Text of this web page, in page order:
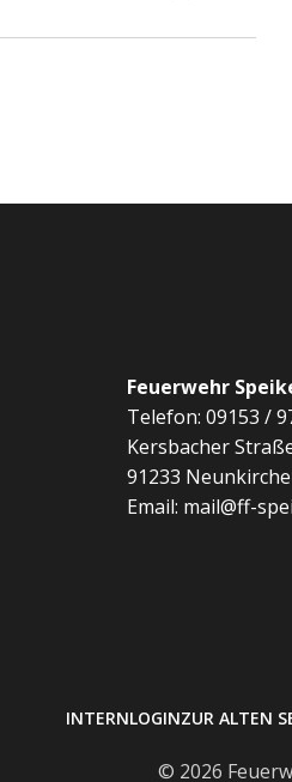
Feuerwehr
Telefon: 09153 /
Kersbacher
91233
Email: mail@ff-
INTERNLOGINZUR ALTEN
© 2026